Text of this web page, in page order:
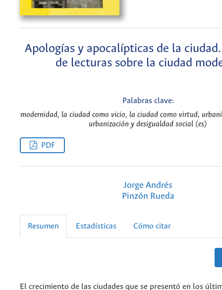
Apologías y apocalípticas de la
de lecturas sobre la ciudad
Palabras clave:
modernidad, la ciudad como vicio, la ciudad como virtud,
urbanización y desigualdad social (es)
PDF
Jorge Andrés
Pinzón Rueda
Resumen Estadísticas Cómo citar
El crecimiento de las ciudades que se presentó en los